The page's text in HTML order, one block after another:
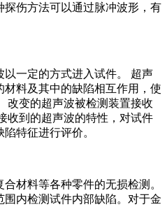
伤方法可以通过脉冲波形，有
一定的方式进入试件。 超声
料及其中的缺陷相互作用，使
改变的超声波被检测装置接收
收到的超声波的特性，对试件
特征进行评价。
料等各种零件的无损检测。
内检测试件内部缺陷。对于金